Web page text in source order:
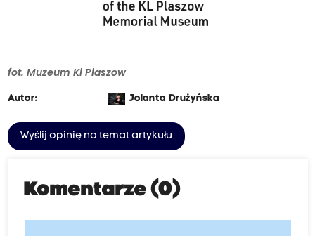
fot. Muzeum Kl Plaszow
Autor: Jolanta Drużyńska
Wyślij opinię na temat artykułu
Komentarze (0)